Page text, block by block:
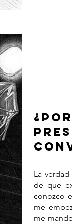
La
de que
conozco
me
me